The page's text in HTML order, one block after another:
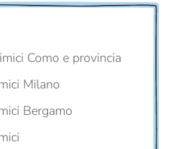
Como e provincia
Milano
Bergamo